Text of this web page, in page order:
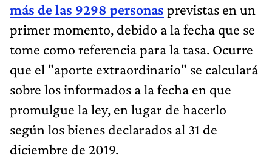
más de las 9298 personas previstas en un
primer momento, debido a la fecha que se
tome como referencia para la tasa. Ocurre
que el "aporte extraordinario" se calculará
sobre los informados a la fecha en que
promulgue la ley, en lugar de hacerlo
según los bienes declarados al 31 de
diciembre de 2019.